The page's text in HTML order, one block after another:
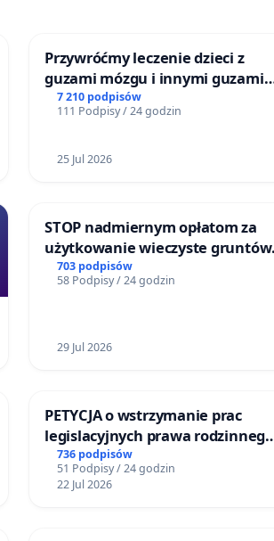
Przywróćmy leczenie dzieci z
guzami mózgu i innymi guzami
litymi do Górnośląskiego
Centrum Zdrowia Dziecka w
7 210 podpisów
111 Podpisy / 24 godzin
25 Jul 2026
STOP nadmiernym opłatom za
użytkowanie wieczyste gruntów
zajmowanych przez rodzinne
ogrody działkowe.
703 podpisów
58 Podpisy / 24 godzin
29 Jul 2026
PETYCJA o wstrzymanie prac
legislacyjnych prawa rodzinnego
narażających ofiary przemocy
736 podpisów
51 Podpisy / 24 godzin
22 Jul 2026